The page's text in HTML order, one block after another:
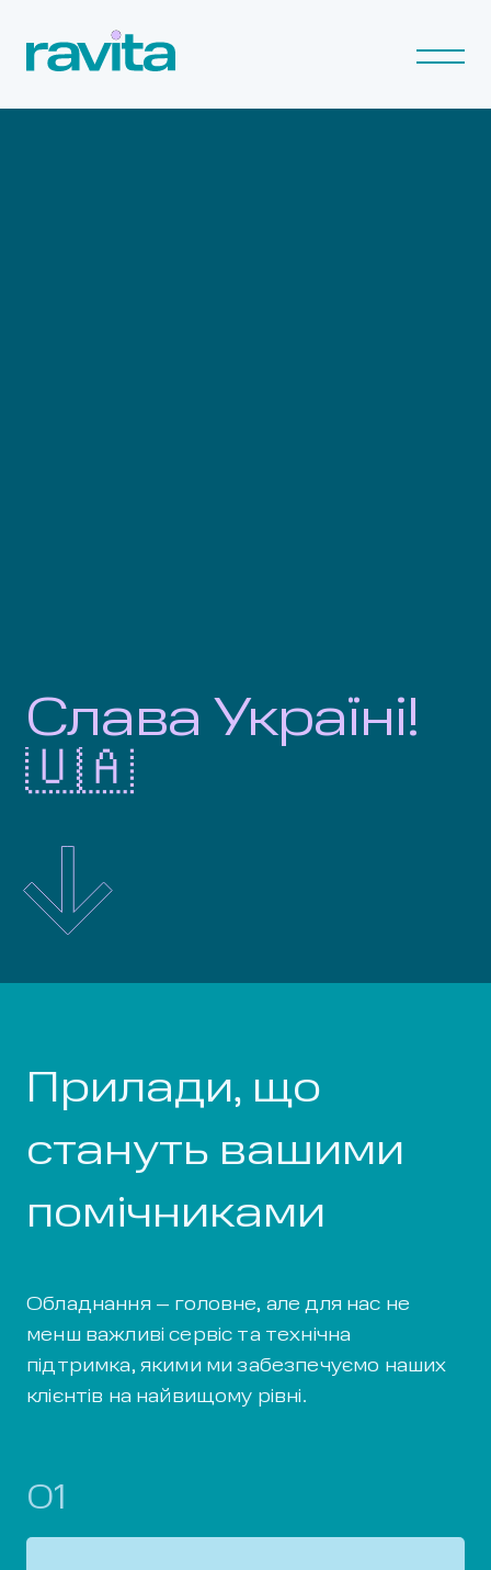
Слава Україні!
🇺🇦
Прилади, що
стануть вашими
помічниками
Обладнання – головне, але для нас не
менш важливі сервіс та технічна
підтримка, якими ми забезпечуємо наших
клієнтів на найвищому рівні.
01